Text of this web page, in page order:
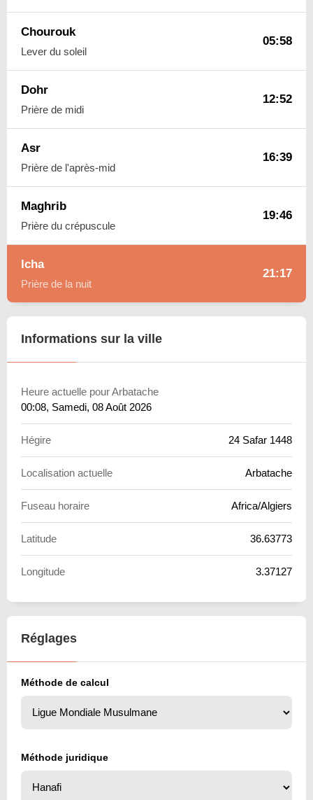
Chourouk
Lever du soleil
05:58
Dohr
Prière de midi
12:52
Asr
Prière de l'après-mid
16:39
Maghrib
Prière du crépuscule
19:46
Icha
Prière de la nuit
21:17
Informations sur la ville
Heure actuelle pour Arbatache
00:08, Samedi, 08 Août 2026
Hégire 24 Safar 1448
Localisation actuelle Arbatache
Fuseau horaire Africa/Algiers
Latitude 36.63773
Longitude 3.37127
Réglages
Méthode de calcul
Méthode juridique